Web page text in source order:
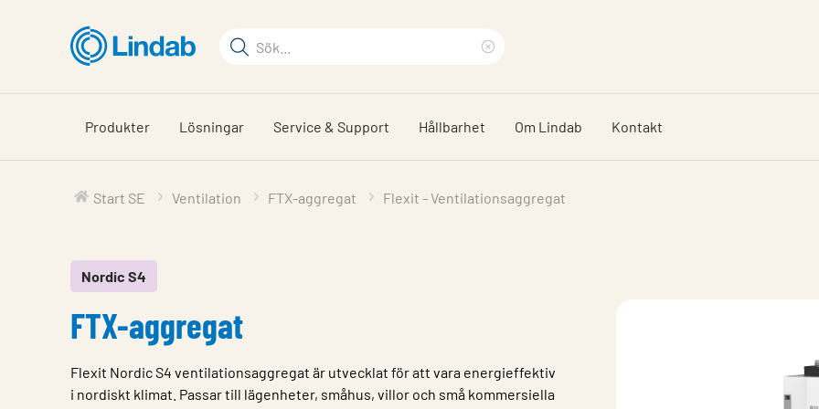
huvudinnehållet
Sökord
på
sajten
sökfras
Produkter Lösningar Service & Support Hållbarhet Om Lindab Kontakt
Start SE Ventilation FTX-aggregat Flexit - Ventilationsaggregat
Nordic S4
FTX-aggregat
Flexit Nordic S4 ventilationsaggregat är utvecklat för att vara energieffektiv
i nordiskt klimat. Passar till lägenheter, småhus, villor och små kommersiella